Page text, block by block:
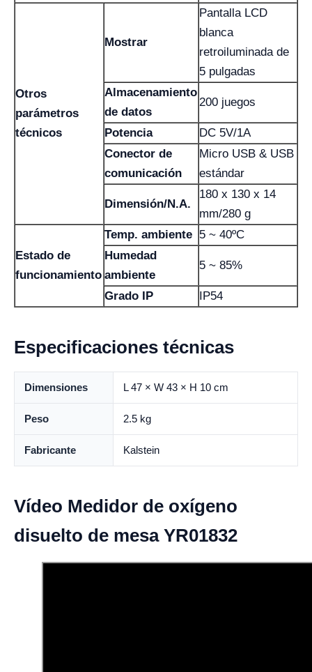
Otros
parámetros
técnicos
Mostrar
Pantalla LCD
blanca
retroiluminada de
5 pulgadas
Almacenamiento
de datos
200 juegos
Potencia
DC 5V/1A
Conector de
comunicación
Micro USB & USB
estándar
Dimensión/N.A.
180 x 130 x 14
mm/280 g
Estado de
funcionamiento
Temp. ambiente 5 ~ 40ºC
Humedad
ambiente
5 ~ 85%
Grado IP IP54
Especificaciones técnicas
Dimensiones L 47 × W 43 × H 10 cm
Peso 2.5 kg
Fabricante Kalstein
Vídeo Medidor de oxígeno
disuelto de mesa YR01832